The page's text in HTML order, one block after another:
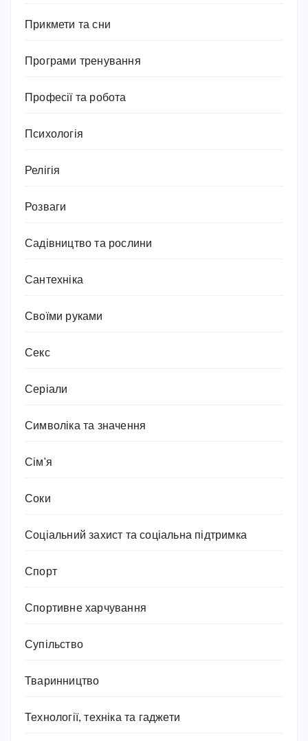
Прикмети та сни
Програми тренування
Професії та робота
Психологія
Релігія
Розваги
Садівництво та рослини
Сантехніка
Своїми руками
Секс
Серіали
Символіка та значення
Сім'я
Соки
Соціальний захист та соціальна підтримка
Спорт
Спортивне харчування
Супільство
Тваринництво
Технології, техніка та гаджети